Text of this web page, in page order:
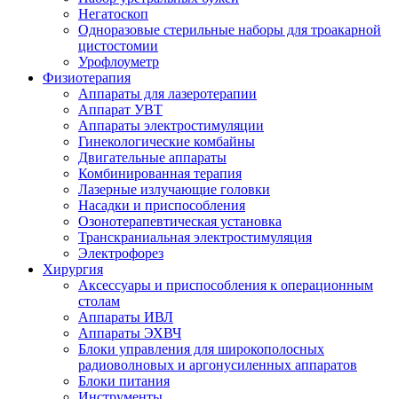
Негатоскоп
Одноразовые стерильные наборы для троакарной
цистостомии
Урофлоуметр
Физиотерапия
Аппараты для лазеротерапии
Аппарат УВТ
Аппараты электростимуляции
Гинекологические комбайны
Двигательные аппараты
Комбинированная терапия
Лазерные излучающие головки
Насадки и приспособления
Озонотерапевтическая установка
Транскраниальная электростимуляция
Электрофорез
Хирургия
Аксессуары и приспособления к операционным
столам
Аппараты ИВЛ
Аппараты ЭХВЧ
Блоки управления для широкополосных
радиоволновых и аргонусиленных аппаратов
Блоки питания